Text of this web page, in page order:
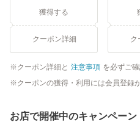
獲得する
クーポン詳細 ク
クーポン詳細と 注意事項 を必ずご
クーポンの獲得・利用には会員登録
お店で開催中のキャンペーン